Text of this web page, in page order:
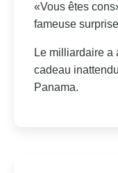
«Vous êtes
fameuse
Le milliardaire a
cadeau
Panama.